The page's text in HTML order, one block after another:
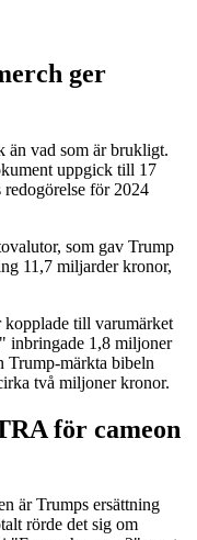
ger
än vad som är brukligt.
uppgick till 17
redogörelse för 2024
som gav Trump
11,7 miljarder kronor,
till varumärket
inbringade 1,8 miljoner
Trump-märkta bibeln
två miljoner kronor.
för cameon
är Trumps ersättning
rörde det sig om